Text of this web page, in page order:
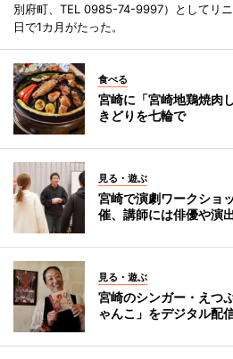
別府町、TEL 0985-74-9997）としてリ
日で1カ月がたった。
食べる
宮崎に「宮崎地鶏焼肉
きどりを七輪で
見る・遊ぶ
宮崎で演劇ワークショ
催、講師には俳優や演
見る・遊ぶ
宮崎のシンガー・えつ
ゃんこ」をデジタル配